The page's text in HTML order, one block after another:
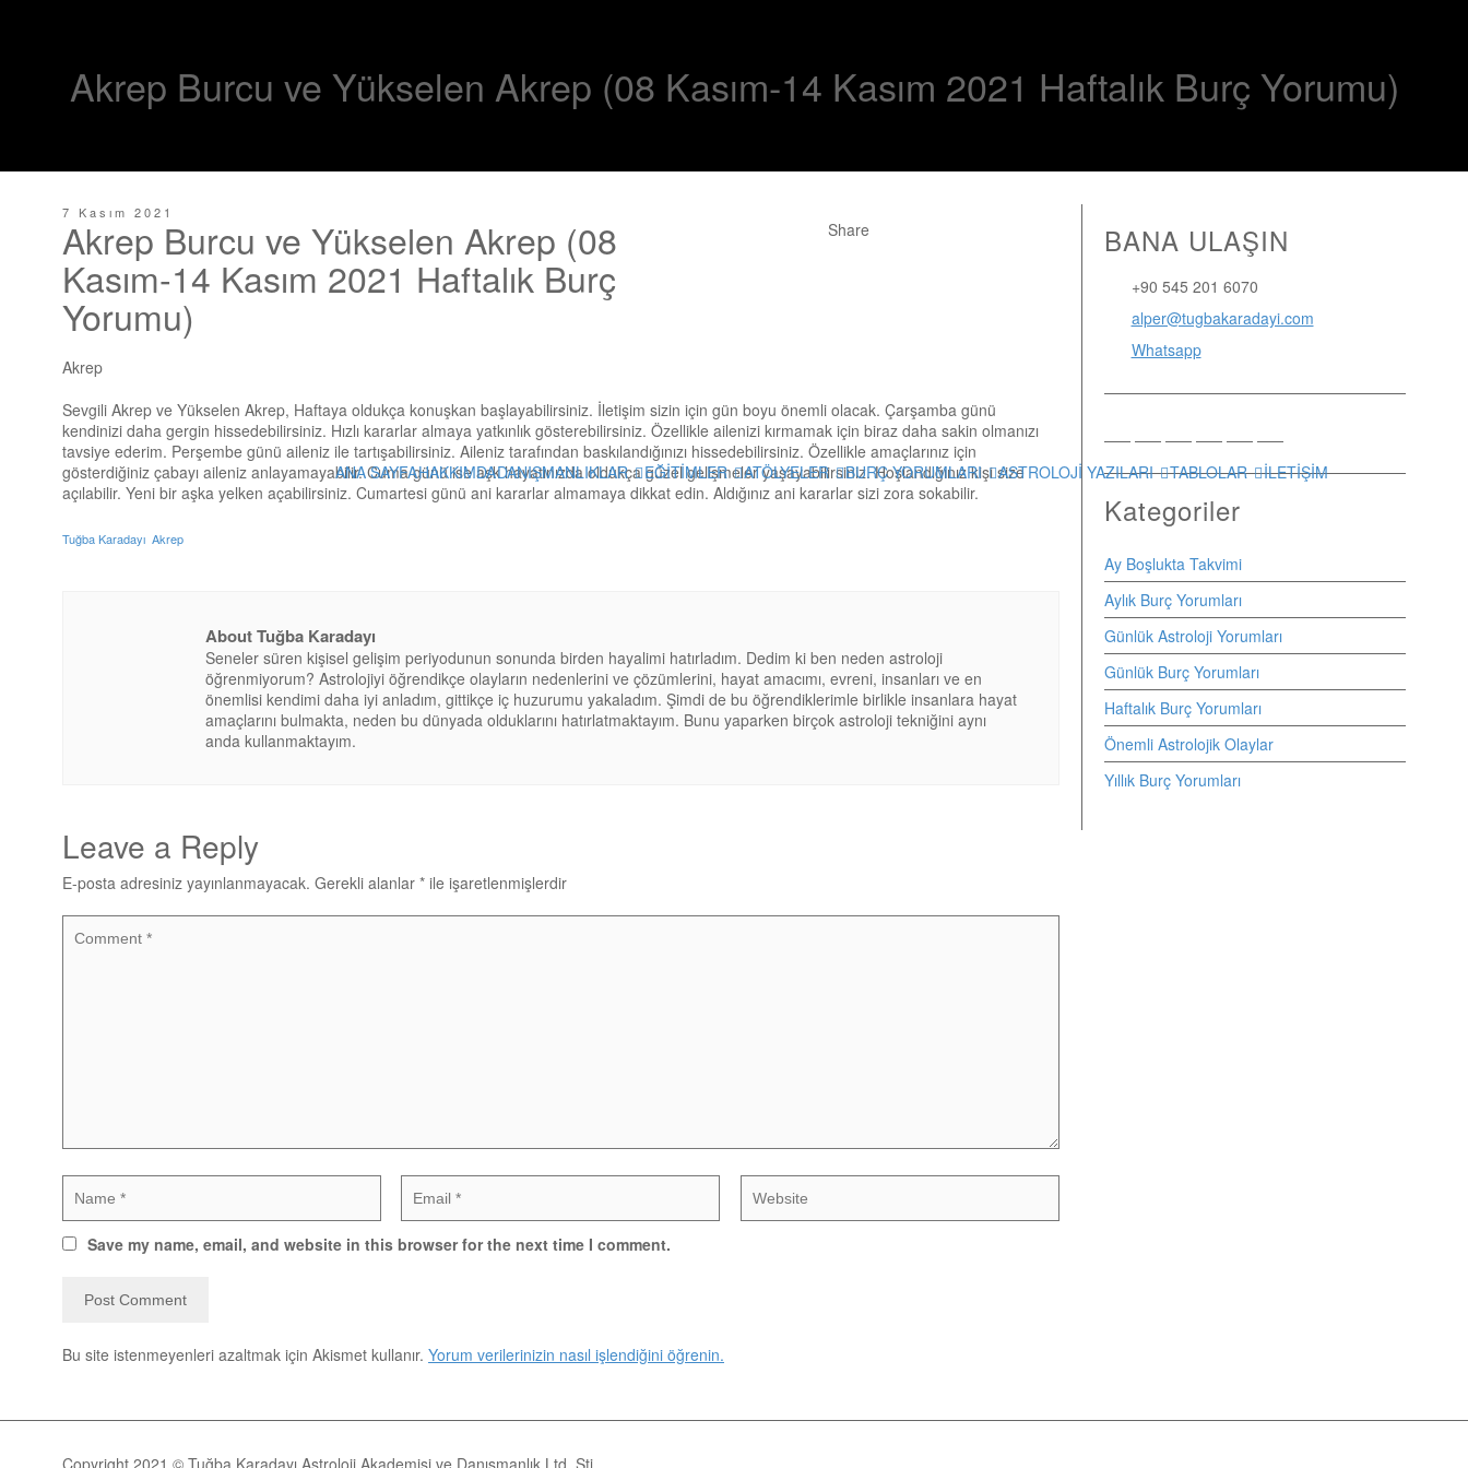
ANA SAYFAHAKKIMDADANIŞMANLIKLAR EĞİTİMLER ATÖLYELER BURÇ YORUMLARI ASTROLOJİ YAZILARI TABLOLAR İLETİŞİM
Akrep Burcu ve Yükselen Akrep (08 Kasım-14 Kasım 2021 Haftalık Burç Yorumu)
7 Kasım 2021
Akrep Burcu ve Yükselen Akrep (08
Kasım-14 Kasım 2021 Haftalık Burç
Yorumu)
Share
Akrep
Sevgili Akrep ve Yükselen Akrep, Haftaya oldukça konuşkan başlayabilirsiniz. İletişim sizin için gün boyu önemli olacak. Çarşamba günü
kendinizi daha gergin hissedebilirsiniz. Hızlı kararlar almaya yatkınlık gösterebilirsiniz. Özellikle ailenizi kırmamak için biraz daha sakin olmanızı
tavsiye ederim. Perşembe günü aileniz ile tartışabilirsiniz. Aileniz tarafından baskılandığınızı hissedebilirsiniz. Özellikle amaçlarınız için
gösterdiğiniz çabayı aileniz anlayamayabilir. Cuma günü ise aşk hayatınızda oldukça güzel gelişmeler yaşayabilirsiniz. Hoşlandığınız kişi size
açılabilir. Yeni bir aşka yelken açabilirsiniz. Cumartesi günü ani kararlar almamaya dikkat edin. Aldığınız ani kararlar sizi zora sokabilir.
Tuğba Karadayı Akrep
About Tuğba Karadayı
Seneler süren kişisel gelişim periyodunun sonunda birden hayalimi hatırladım. Dedim ki ben neden astroloji
öğrenmiyorum? Astrolojiyi öğrendikçe olayların nedenlerini ve çözümlerini, hayat amacımı, evreni, insanları ve en
önemlisi kendimi daha iyi anladım, gittikçe iç huzurumu yakaladım. Şimdi de bu öğrendiklerimle birlikle insanlara hayat
amaçlarını bulmakta, neden bu dünyada olduklarını hatırlatmaktayım. Bunu yaparken birçok astroloji tekniğini aynı
anda kullanmaktayım.
Leave a Reply
E-posta adresiniz yayınlanmayacak. Gerekli alanlar * ile işaretlenmişlerdir
Save my name, email, and website in this browser for the next time I comment.
Bu site istenmeyenleri azaltmak için Akismet kullanır. Yorum verilerinizin nasıl işlendiğini öğrenin.
BANA ULAŞIN
+90 545 201 6070
alper@tugbakaradayi.com
Whatsapp
Kategoriler
Ay Boşlukta Takvimi
Aylık Burç Yorumları
Günlük Astroloji Yorumları
Günlük Burç Yorumları
Haftalık Burç Yorumları
Önemli Astrolojik Olaylar
Yıllık Burç Yorumları
Copyright 2021 © Tuğba Karadayı Astroloji Akademisi ve Danışmanlık Ltd. Şti.